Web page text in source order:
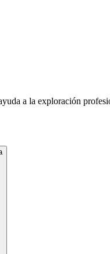
a la exploración